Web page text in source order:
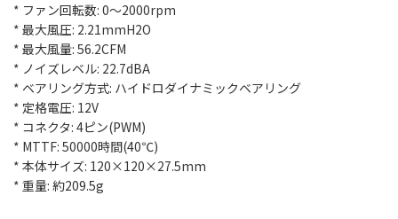
* ファン回転数: 0～2000rpm
* 最大風圧: 2.21mmH2O
* 最大風量: 56.2CFM
* ノイズレベル: 22.7dBA
* ベアリング方式: ハイドロダイナミックベアリング
* 定格電圧: 12V
* コネクタ: 4ピン(PWM)
* MTTF: 50000時間(40℃)
* 本体サイズ: 120×120×27.5mm
* 重量: 約209.5g